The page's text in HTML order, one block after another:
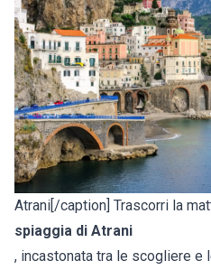
Atrani[/caption] Trascorri la
spiaggia di Atrani
, incastonata tra le scogliere